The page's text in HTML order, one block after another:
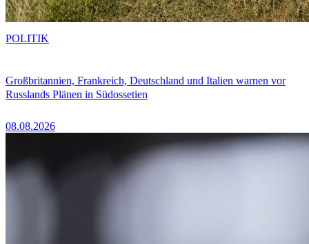
Großbritannien, Frankreich, Deutschland und Italien warnen vor
Russlands Plänen in Südossetien
08.08.2026
POLITIK